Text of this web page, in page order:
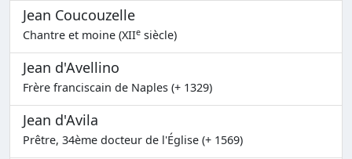
Jean Coucouzelle
Chantre et moine (XIIe siècle)
Jean d'Avellino
Frère franciscain de Naples (+ 1329)
Jean d'Avila
Prêtre, 34ème docteur de l'Église (+ 1569)